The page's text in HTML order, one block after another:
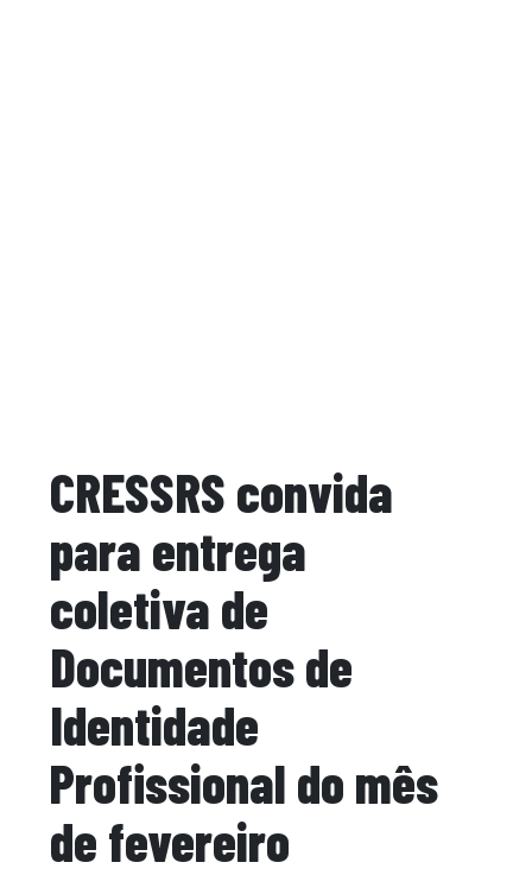
CRESSRS convida
para entrega
coletiva de
Documentos de
Identidade
Profissional do mês
de fevereiro